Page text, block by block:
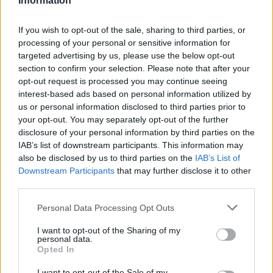
If you wish to opt-out of the sale, sharing to third parties, or
processing of your personal or sensitive information for
targeted advertising by us, please use the below opt-out
section to confirm your selection. Please note that after your
opt-out request is processed you may continue seeing
interest-based ads based on personal information utilized by
us or personal information disclosed to third parties prior to
your opt-out. You may separately opt-out of the further
disclosure of your personal information by third parties on the
IAB’s list of downstream participants. This information may
also be disclosed by us to third parties on the IAB’s List of
Downstream Participants that may further disclose it to other
Please note that this website/app uses one or more Google
not limited to your visit or usage behaviour. You may click to
grant or deny consent to Google and its third-party tags to
use your data for below specified purposes in below Google
consent section.
Personal Data Processing Opt Outs
I want to opt-out of the Sharing of my
personal data.
Opted In
Σεισμός στο Λασίθι: Αγωνία μετά τα 5,7 Ρίχτερ – Τι θα
γίνει με την εξέλιξη του φαινομένου
24/04/2026 - 19:03